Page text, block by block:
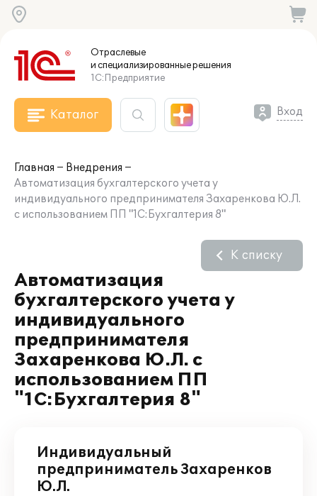
Отраслевые
и специализированныерешения
1С:Предприятие
Каталог Вход
Главная
Внедрения
Автоматизация бухгалтерского учета у
индивидуального предпринимателя Захаренкова Ю.Л.
с использованием ПП "1С:Бухгалтерия 8"
Автоматизация
бухгалтерского учета у
индивидуального
предпринимателя
Захаренкова Ю.Л. с
использованием ПП
"1С:Бухгалтерия 8"
К списку
Индивидуальный
предприниматель Захаренков
Ю.Л.